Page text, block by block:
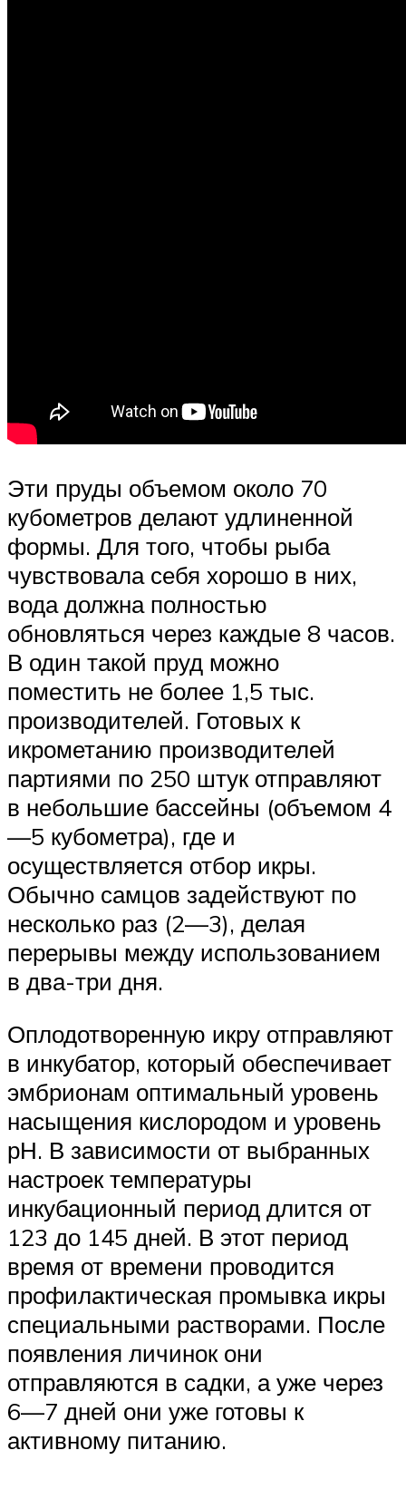
Эти пруды объемом около 70
кубометров делают удлиненной
формы. Для того, чтобы рыба
чувствовала себя хорошо в них,
вода должна полностью
обновляться через каждые 8 часов.
В один такой пруд можно
поместить не более 1,5 тыс.
производителей. Готовых к
икрометанию производителей
партиями по 250 штук отправляют
в небольшие бассейны (объемом 4
—5 кубометра), где и
осуществляется отбор икры.
Обычно самцов задействуют по
несколько раз (2—3), делая
перерывы между использованием
в два-три дня.
Оплодотворенную икру отправляют
в инкубатор, который обеспечивает
эмбрионам оптимальный уровень
насыщения кислородом и уровень
рН. В зависимости от выбранных
настроек температуры
инкубационный период длится от
123 до 145 дней. В этот период
время от времени проводится
профилактическая промывка икры
специальными растворами. После
появления личинок они
отправляются в садки, а уже через
6—7 дней они уже готовы к
активному питанию.